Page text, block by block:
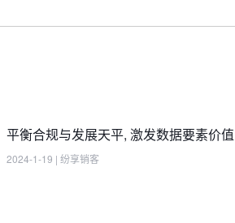
平衡合规与发展天平, 激发数据要素价值
2024-1-19 | 纷享销客